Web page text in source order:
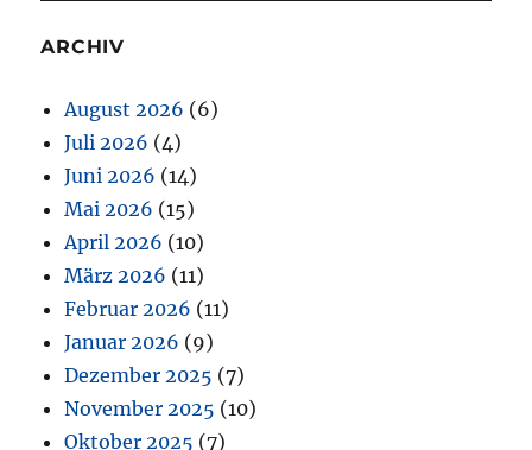
ARCHIV
August 2026 (6)
Juli 2026 (4)
Juni 2026 (14)
Mai 2026 (15)
April 2026 (10)
März 2026 (11)
Februar 2026 (11)
Januar 2026 (9)
Dezember 2025 (7)
November 2025 (10)
Oktober 2025 (7)